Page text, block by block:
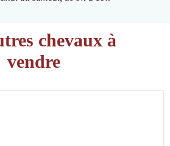
chevaux à
vendre